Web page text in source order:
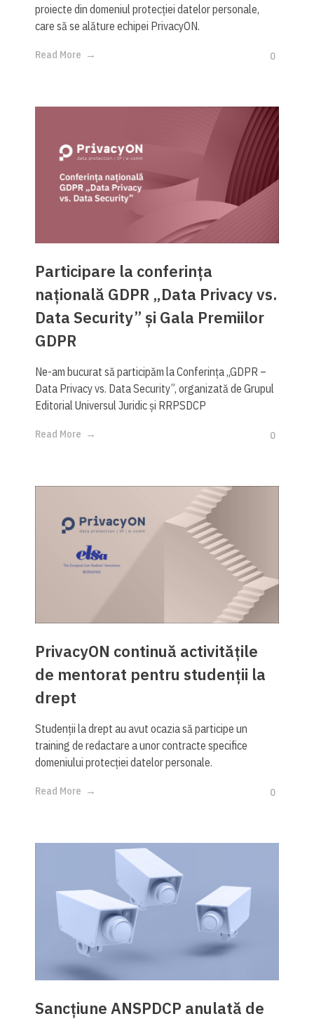
proiecte din domeniul protecției datelor personale,
care să se alăture echipei PrivacyON.​
Read More 0
Participare la conferința
națională GDPR „Data Privacy vs.
Data Security” și Gala Premiilor
GDPR
Ne-am bucurat să participăm la Conferința „GDPR –
Data Privacy vs. Data Security”, organizată de Grupul
Editorial Universul Juridic și RRPSDCP
Read More 0
PrivacyON continuă activitățile
de mentorat pentru studenții la
drept
Studenții la drept au avut ocazia să participe un
training de redactare a unor contracte specifice
domeniului protecției datelor personale.
Read More 0
Sancțiune ANSPDCP anulată de